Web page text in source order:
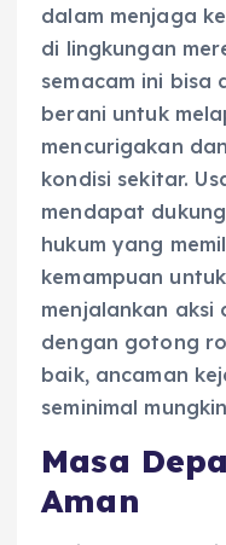
dalam menjaga
di lingkungan
semacam ini
berani untuk
mencurigakan
kondisi sekitar.
mendapat
hukum yang
kemampuan
menjalankan aksi
dengan gotong
baik, ancaman
seminimal
Masa
Aman